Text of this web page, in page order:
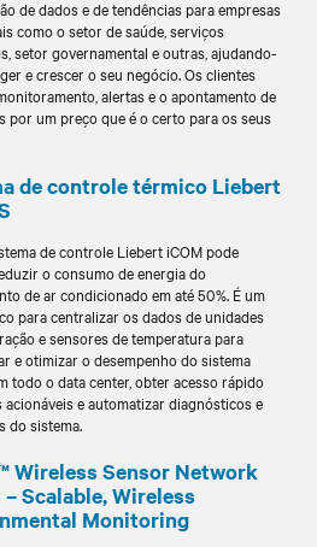
de dados e de tendências para empresas
como o setor de saúde, serviços
setor governamental e outras, ajudando-
e crescer o seu negócio. Os clientes
alertas e o apontamento de
por um preço que é o certo para os seus
de controle térmico Liebert
de controle Liebert iCOM pode
o consumo de energia do
de ar condicionado em até 50%. É um
para centralizar os dados de unidades
e sensores de temperatura para
e otimizar o desempenho do sistema
todo o data center, obter acesso rápido
acionáveis e automatizar diagnósticos e
do sistema.​
Wireless Sensor Network
Scalable, Wireless
Monitoring